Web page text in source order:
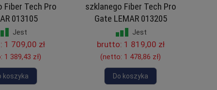
Fiber Tech Pro
013105
Jest
1 709,00 zł
1 389,43 zł)
koszyka
szklanego Fiber Tech Pro
Gate LEMAR 013205
Jest
brutto: 1 819,00 zł
(netto: 1 478,86 zł)
Do koszyka